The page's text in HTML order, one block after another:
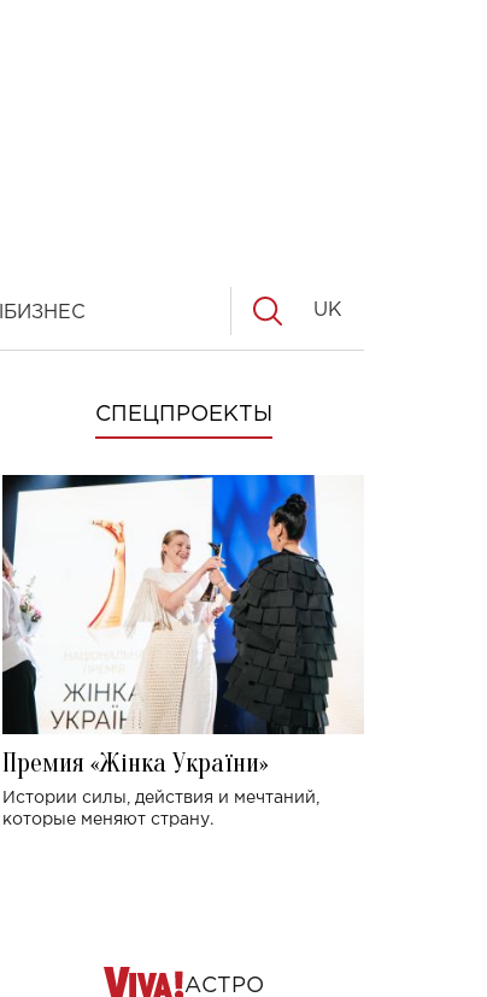
БИЗНЕС UK
СПЕЦПРОЕКТЫ
Премия «Жінка України»
Истории силы, действия и мечтаний,
которые меняют страну.
АСТРО